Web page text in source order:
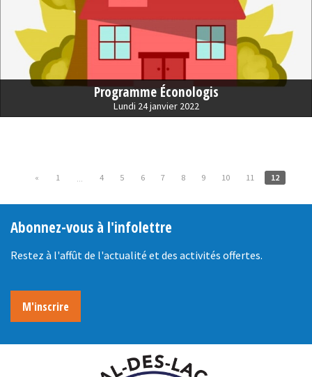
Programme Éconologis
Lundi 24 janvier 2022
« 1 ... 4 5 6 7 8 9 10 11 12
Abonnez-vous à l'infolettre
Restez à l'affût de l'actualité et des activités offertes.
M'inscrire